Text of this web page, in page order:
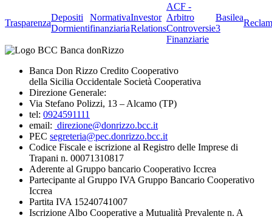
Trasparenza
Depositi
Dormienti
Normativa
finanziaria
Investor
Relations
ACF -
Arbitro
Controversie
Finanziarie
Basilea
3
Banca Don Rizzo Credito Cooperativo
della Sicilia Occidentale Società Cooperativa
Direzione Generale:
Via Stefano Polizzi, 13 – Alcamo (TP)
tel: 0924591111
email: direzione@donrizzo.bcc.it
PEC segreteria@pec.donrizzo.bcc.it
Codice Fiscale e iscrizione al Registro delle Imprese di
Trapani n. 00071310817
Aderente al Gruppo bancario Cooperativo Iccrea
Partecipante al Gruppo IVA Gruppo Bancario Cooperativo
Iccrea
Partita IVA 15240741007
Iscrizione Albo Cooperative a Mutualità Prevalente n. A